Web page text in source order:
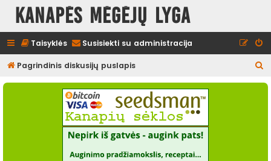
Kanapės mėgėjų lyga
Taisyklės Susisiekti su administracija
Pagrindinis diskusijų puslapis
e